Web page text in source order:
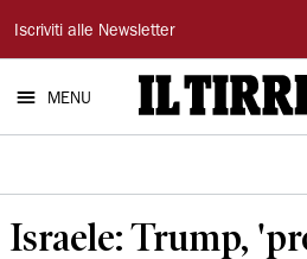
Il
Tirreno
Iscriviti alle Newsletter
MENU
Israele: Trump,